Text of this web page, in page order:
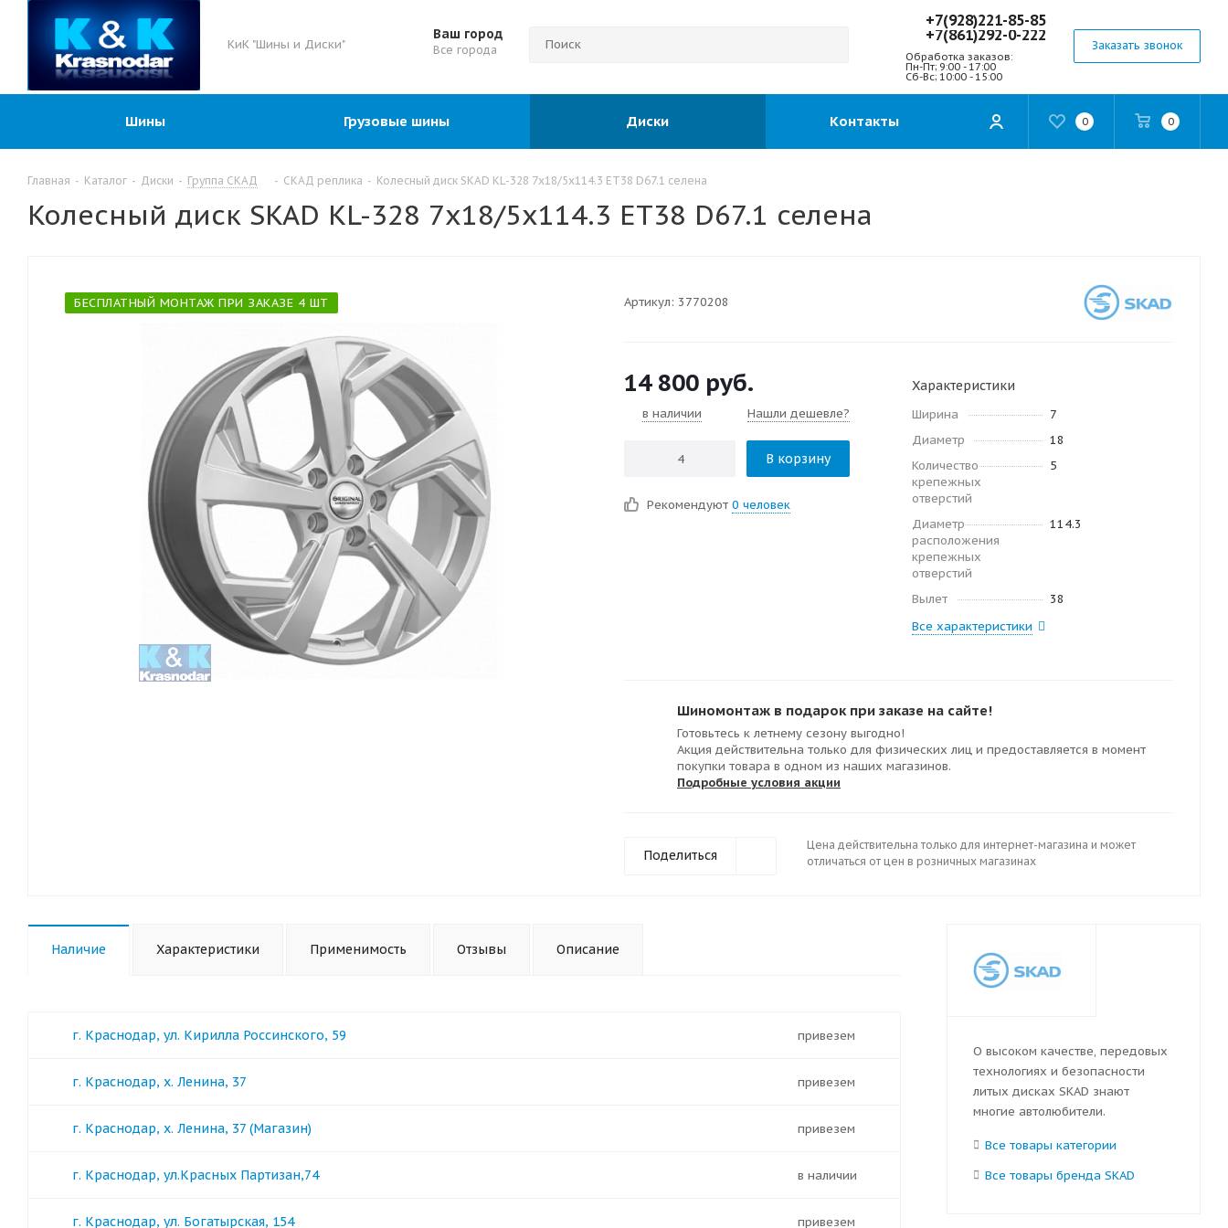
КиК "Шины и Диски"
Ваш город
Все города
+7(928)221-85-85
+7(861)292-0-222
Обработка заказов:
Пн-Пт; 9:00 - 17:00
Сб-Вс; 10:00 - 15:00
Заказать звонок
0 0
Шины Грузовые шины Диски Контакты
Главная - Каталог - Диски - Группа СКАД - СКАД реплика - Колесный диск SKAD KL-328 7x18/5x114.3 ET38 D67.1 селена
Колесный диск SKAD KL-328 7x18/5x114.3 ET38 D67.1 селена
БЕСПЛАТНЫЙ МОНТАЖ ПРИ ЗАКАЗЕ 4 ШТ Артикул: 3770208
14 800 руб.
в наличии Нашли дешевле?
В корзину
Рекомендуют 0 человек
Характеристики
Ширина
7
Диаметр
18
Количество
крепежных
отверстий
5
Диаметр
расположения
крепежных
отверстий
114.3
Вылет
38
Все характеристики
Шиномонтаж в подарок при заказе на сайте!
Готовьтесь к летнему сезону выгодно!
Акция действительна только для физических лиц и предоставляется в момент
покупки товара в одном из наших магазинов.
Подробные условия акции
Поделиться
Цена действительна только для интернет-магазина и может
отличаться от цен в розничных магазинах
Наличие Характеристики Применимость Отзывы Описание
Привезем
г. Краснодар, ул. Кирилла Россинского, 59
Привезем
г. Краснодар, х. Ленина, 37
Привезем
г. Краснодар, х. Ленина, 37 (Магазин)
в наличии
г. Краснодар, ул.Красных Партизан,74
Привезем
г. Краснодар, ул. Богатырская, 154
О высоком качестве, передовых
технологиях и безопасности
литых дисках SKAD знают
многие автолюбители.
Все товары категории
Все товары бренда SKAD